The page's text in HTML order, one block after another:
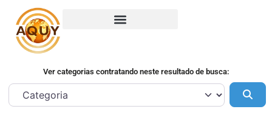
Ver categorias contratando neste resultado de busca: